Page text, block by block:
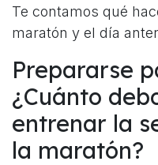
Te contamos qué
maratón y el día
Prepararse
¿Cuánto
entrenar la
la maratón?